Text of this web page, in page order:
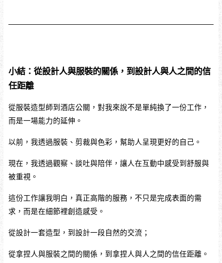
小結：從設計人與服裝的關係，到設計人與人之間的信
任距離
從服裝造型師到酒店公關，對我來說不是單純換了一份工作，
而是一場能力的延伸。
以前，我透過服裝、剪裁與色彩，幫助人呈現更好的自己。
現在，我透過觀察、談吐與陪伴，讓人在互動中感受到舒服與
被重視。
這份工作讓我明白，真正高階的服務，不只是完成表面的需
求，而是在細節裡創造感受。
從設計一套造型，到設計一段自然的交流；
從拿捏人與服裝之間的關係，到拿捏人與人之間的信任距離。